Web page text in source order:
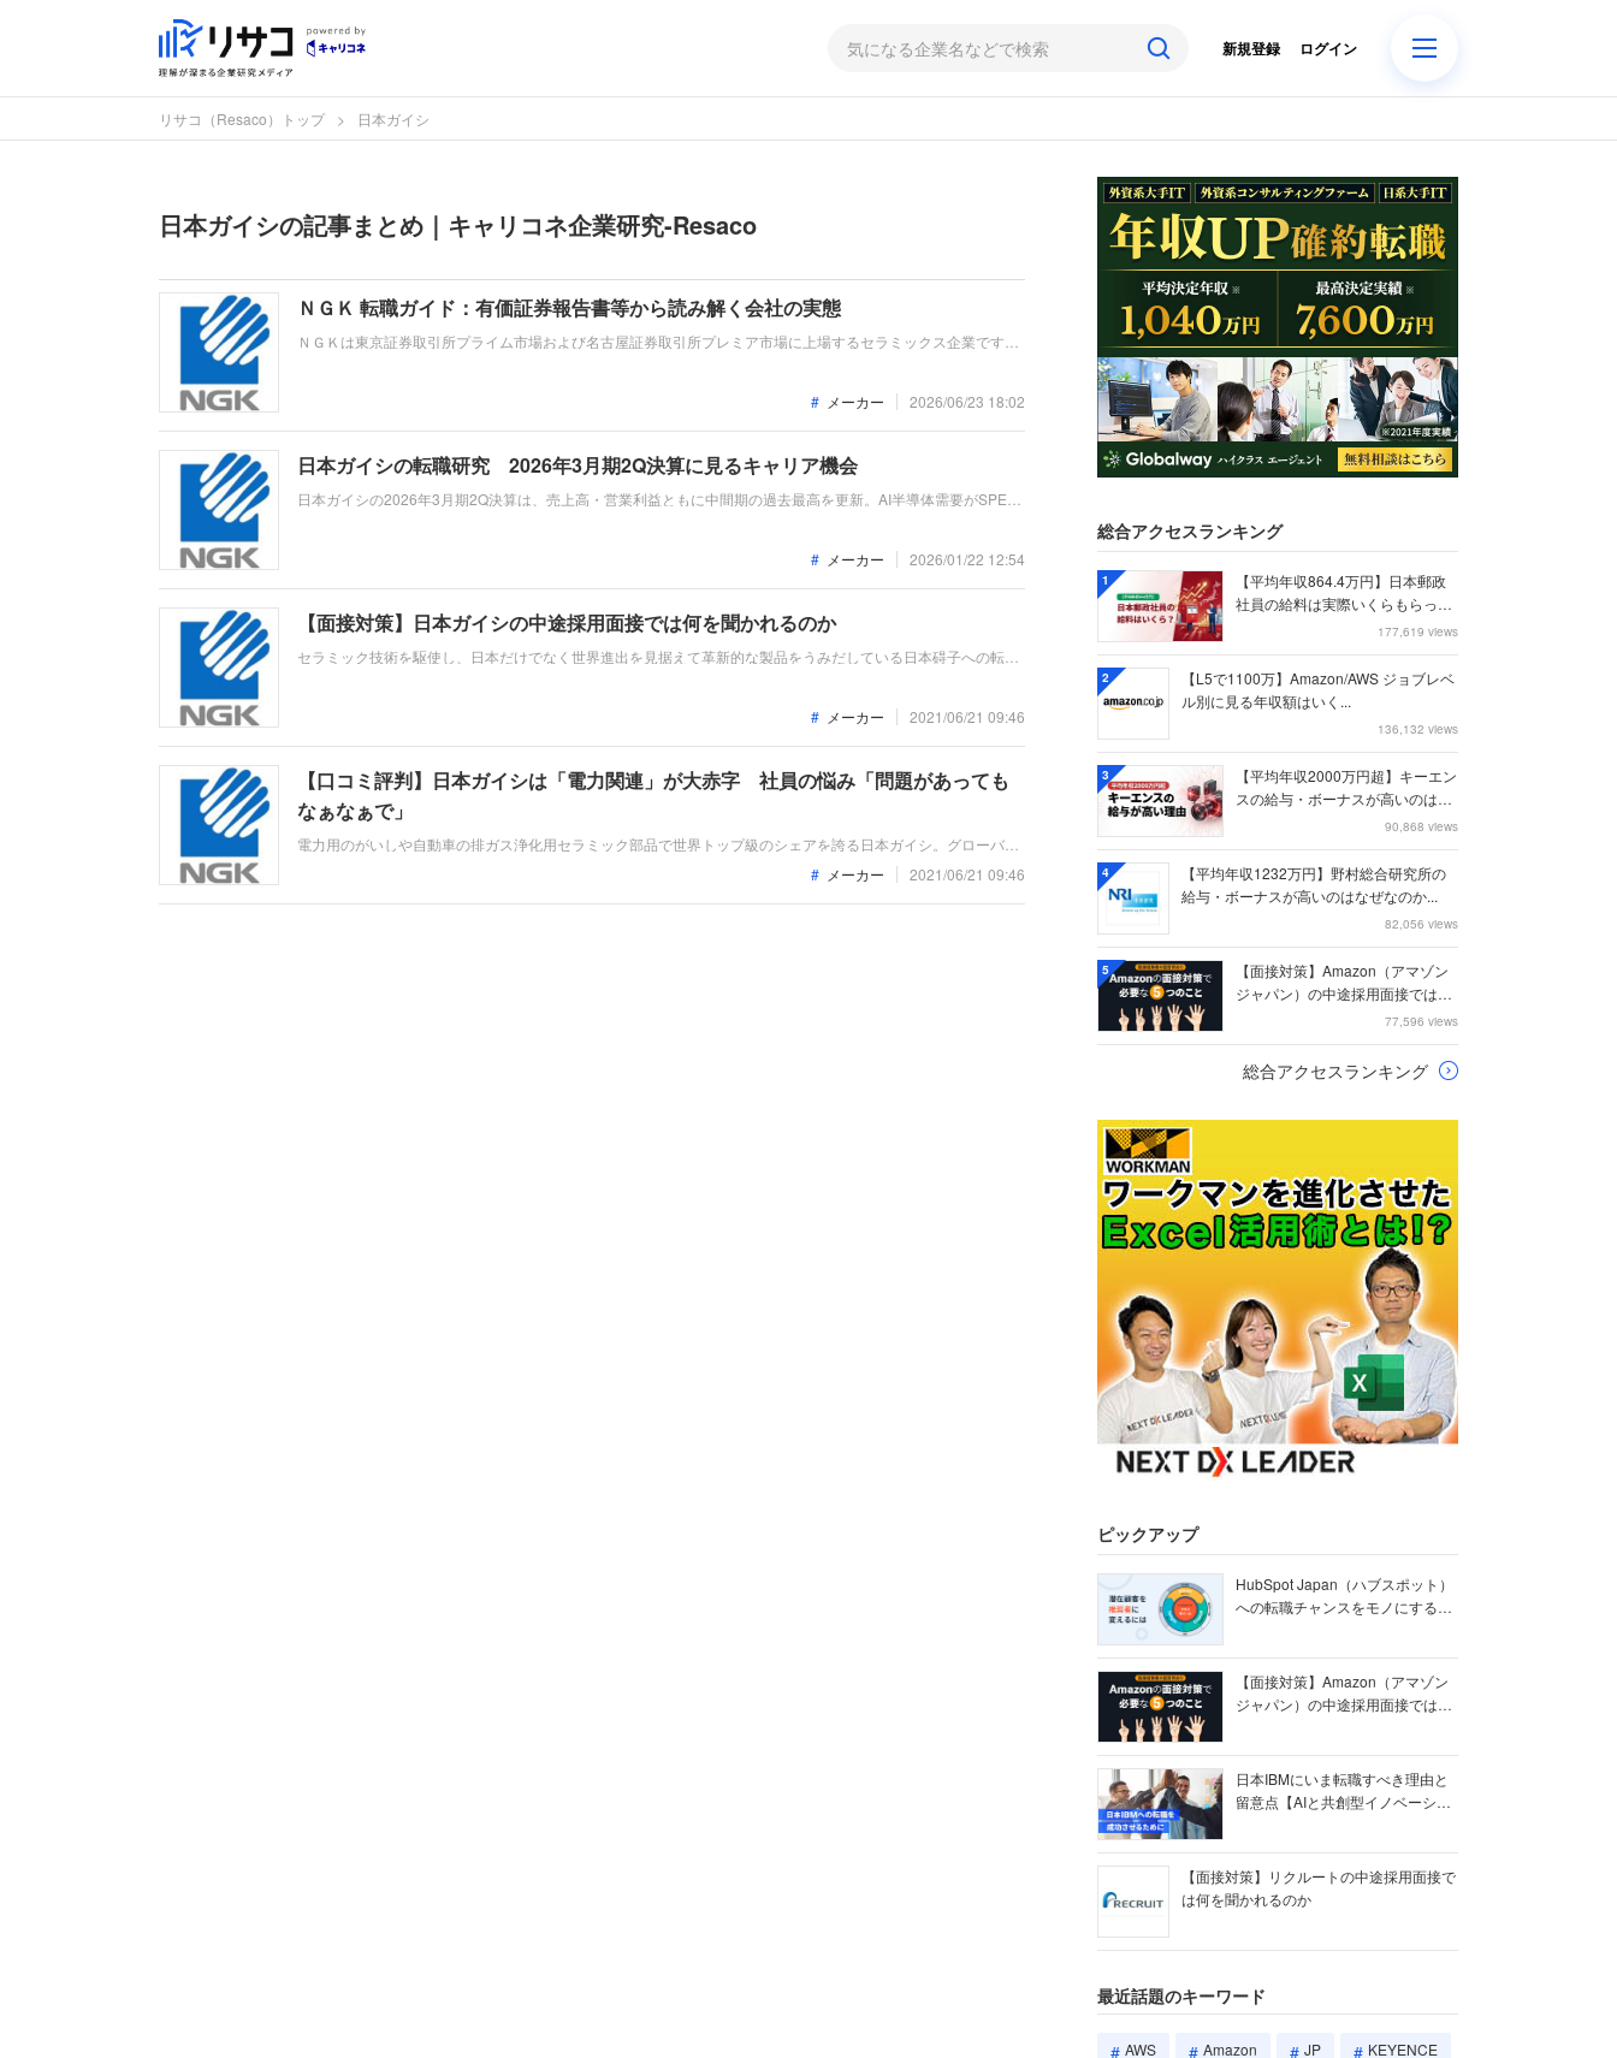
ログイン
新規登録
リサコ（Resaco）トップ 日本ガイシ
日本ガイシの記事まとめ｜キャリコネ企業研究-Resaco
ＮＧＫ 転職ガイド：有価証券報告書等から読み解く会社の実態
ＮＧＫは東京証券取引所プライム市場および名古屋証券取引所プレミア市場に上場するセラミックス企業です。
メーカー 2026/06/23 18:02
日本ガイシの転職研究 2026年3月期2Q決算に見るキャリア機会
日本ガイシの2026年3月期2Q決算は、売上高・営業利益ともに中間期の過去最高を更新。AI半導体需要がSPE製
メーカー
2026/01/22 12:54
【面接対策】日本ガイシの中途採用面接では何を聞かれるのか
セラミック技術を駆使し、日本だけでなく世界進出を見据えて革新的な製品をうみだしている日本碍子への転
メーカー 2021/06/21 09:46
【口コミ評判】日本ガイシは「電力関連」が大赤字 社員の悩み「問題があっても
なぁなぁで」
電力用のがいしや自動車の排ガス浄化用セラミック部品で世界トップ級のシェアを誇る日本ガイシ。グローバル
ニッチな会社ですが、祖業の電力関連事業で赤字を出すなど問題にも直面しています。キャリコネの口コミか
メーカー 2021/06/21 09:46
総合アクセスランキング
1
【平均年収864.4万円】日本郵政
社員の給料は実際いくらもらって
177,619 views
2
【L5で1100万】Amazon/AWS ジョブレベ
ル別に見る年収額はいく...
136,132 views
3
【平均年収2000万円超】キーエン
スの給与・ボーナスが高いのはな
90,868 views
4
【平均年収1232万円】野村総合研究所の
給与・ボーナスが高いのはなぜなのか...
82,056 views
5
【面接対策】Amazon（アマゾン
ジャパン）の中途採用面接では何
77,596 views
総合アクセスランキング
ピックアップ
HubSpot Japan（ハブスポット）
への転職チャンスをモノにする
【面接対策】Amazon（アマゾン
ジャパン）の中途採用面接では何
日本IBMにいま転職すべき理由と
留意点【AIと共創型イノベーショ
【面接対策】リクルートの中途採用面接で
は何を聞かれるのか
最近話題のキーワード
AWS Amazon JP KEYENCE